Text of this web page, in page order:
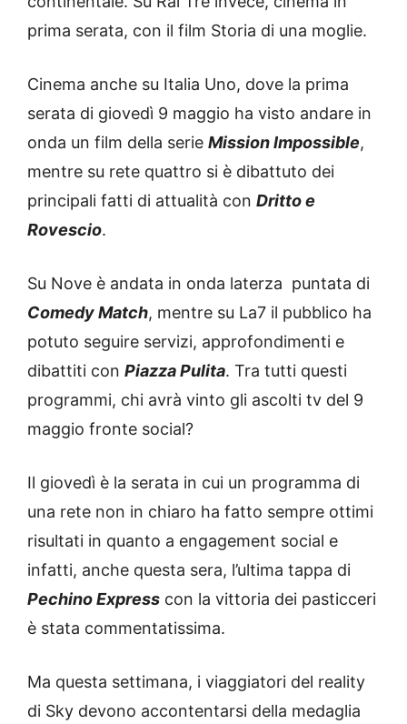
prima serata, con il film Storia di una moglie.
Cinema anche su Italia Uno, dove la prima
serata di giovedì 9 maggio ha visto andare in
onda un film della serie Mission Impossible,
mentre su rete quattro si è dibattuto dei
principali fatti di attualità con Dritto e
Rovescio.
Su Nove è andata in onda laterza puntata di
Comedy Match, mentre su La7 il pubblico ha
potuto seguire servizi, approfondimenti e
dibattiti con Piazza Pulita. Tra tutti questi
programmi, chi avrà vinto gli ascolti tv del 9
maggio fronte social?
Il giovedì è la serata in cui un programma di
una rete non in chiaro ha fatto sempre ottimi
risultati in quanto a engagement social e
infatti, anche questa sera, l’ultima tappa di
Pechino Express con la vittoria dei pasticceri
è stata commentatissima.
Ma questa settimana, i viaggiatori del reality
di Sky devono accontentarsi della medaglia